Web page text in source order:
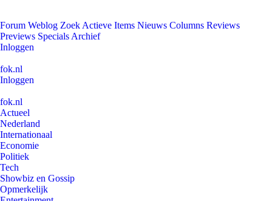
Forum Weblog Zoek Actieve Items Nieuws Columns Reviews
Previews Specials Archief
Inloggen
fok.nl
Inloggen
fok.nl
Actueel
Nederland
Internationaal
Economie
Politiek
Tech
Showbiz en Gossip
Opmerkelijk